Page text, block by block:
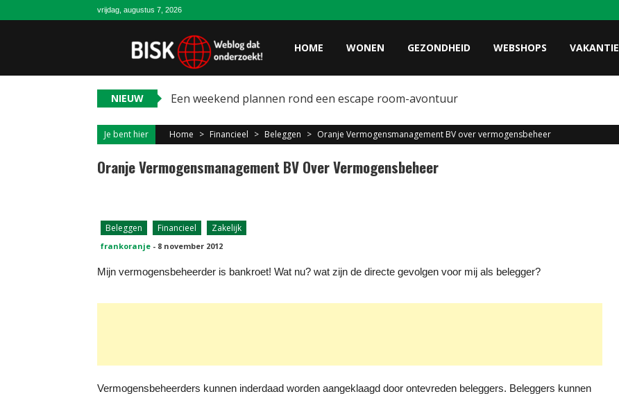
vrijdag, augustus 7, 2026
HOME WONEN GEZONDHEID WEBSHOPS VAKANTIE
NIEUW Een weekend plannen rond een escape room-avontuur
Je bent hier Home > Financieel > Beleggen > Oranje Vermogensmanagement BV over vermogensbeheer
Oranje Vermogensmanagement BV Over Vermogensbeheer
Beleggen Financieel Zakelijk
frankoranje - 8 november 2012
Mijn vermogensbeheerder is bankroet! Wat nu? wat zijn de directe gevolgen voor mij als belegger?
Vermogensbeheerders kunnen inderdaad worden aangeklaagd door ontevreden beleggers. Beleggers kunnen